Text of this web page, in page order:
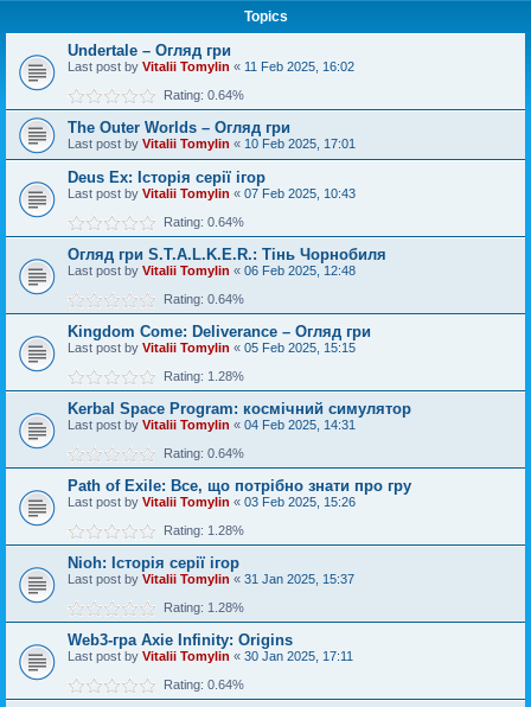
Topics
Undertale – Огляд гри
Last post by Vitalii Tomylin « 11 Feb 2025, 16:02
Rating: 0.64%
The Outer Worlds – Огляд гри
Last post by Vitalii Tomylin « 10 Feb 2025, 17:01
Deus Ex: Історія серії ігор
Last post by Vitalii Tomylin « 07 Feb 2025, 10:43
Rating: 0.64%
Огляд гри S.T.A.L.K.E.R.: Тінь Чорнобиля
Last post by Vitalii Tomylin « 06 Feb 2025, 12:48
Rating: 0.64%
Kingdom Come: Deliverance – Огляд гри
Last post by Vitalii Tomylin « 05 Feb 2025, 15:15
Rating: 1.28%
Kerbal Space Program: космічний симулятор
Last post by Vitalii Tomylin « 04 Feb 2025, 14:31
Rating: 0.64%
Path of Exile: Все, що потрібно знати про гру
Last post by Vitalii Tomylin « 03 Feb 2025, 15:26
Rating: 1.28%
Nioh: Історія серії ігор
Last post by Vitalii Tomylin « 31 Jan 2025, 15:37
Rating: 1.28%
Web3-гра Axie Infinity: Origins
Last post by Vitalii Tomylin « 30 Jan 2025, 17:11
Rating: 0.64%